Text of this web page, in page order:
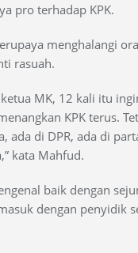
pro terhadap KPK.
menghalangi
rasuah.
ketua MK, 12 kali itu
KPK terus.
ada di DPR, ada di
kata Mahfud.
baik dengan
dengan penyidik